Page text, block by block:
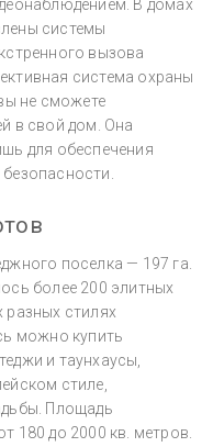
В домах
системы
вызова
система охраны
не сможете
в свой дом. Она
для обеспечения
поселка — 197 га.
более 200 элитных
разных стилях
можно купить
и таунхаусы,
стиле,
Площадь
180 до 2000 кв. метров.